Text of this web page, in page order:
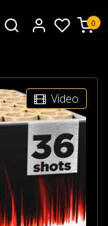
0
Video